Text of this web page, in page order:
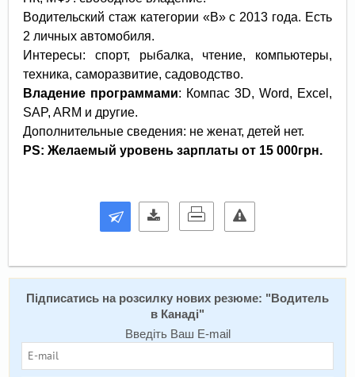
Водительский стаж категории «В» с 2013 года. Есть
2 личных автомобиля.
Интересы: спорт, рыбалка, чтение, компьютеры,
техника, саморазвитие, садоводство.
Владение программами: Компас 3D, Word, Excel,
SAP, ARM и другие.
Дополнительные сведения: не женат, детей нет.
PS: Желаемый уровень зарплаты от 15 000грн.
Підписатись на розсилку нових резюме: "Водитель
в Канаді"
Введіть Ваш E-mail